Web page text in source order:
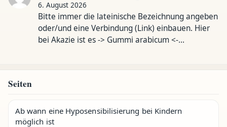
6. August 2026
Bitte immer die lateinische Bezeichnung angeben
oder/und eine Verbindung (Link) einbauen. Hier
bei Akazie ist es -> Gummi arabicum <-…
Seiten
Ab wann eine Hyposensibilisierung bei Kindern
möglich ist